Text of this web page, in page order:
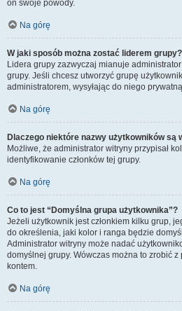
on swoje powody.
Na górę
W jaki sposób można zostać liderem grupy?
Lidera grupy zazwyczaj mianuje
grupy. Jeśli chcesz utworzyć grupę
administratorem, wysyłając do niego
Na górę
Dlaczego niektóre nazwy użytkowników są
Możliwe, że administrator witryny przypisał
identyfikowanie członków tej grupy.
Na górę
Co to jest “Domyślna grupa użytkownika”?
Jeżeli użytkownik jest członkiem kilku grup,
do określenia, jaki kolor i ranga będzie
Administrator witryny może nadać
domyślnej grupy. Wówczas można to zrobić
kontem.
Na górę